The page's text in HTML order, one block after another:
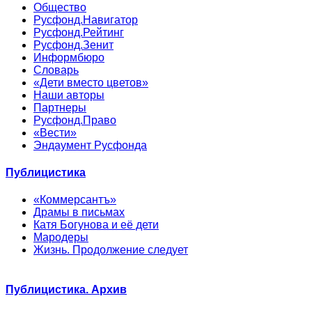
Общество
Русфонд.Навигатор
Русфонд.Рейтинг
Русфонд.Зенит
Информбюро
Словарь
«Дети вместо цветов»
Наши авторы
Партнеры
Русфонд.Право
«Вести»
Эндаумент Русфонда
Публицистика
«Коммерсантъ»
Драмы в письмах
Катя Богунова и её дети
Мародеры
Жизнь. Продолжение следует
Публицистика. Архив